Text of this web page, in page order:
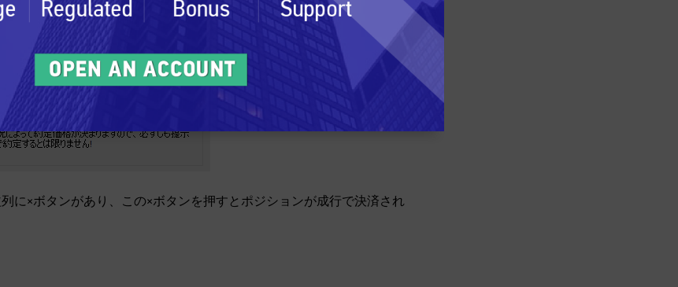
に×ボタンがあり、この×ボタンを押すとポジションが成行で決済され